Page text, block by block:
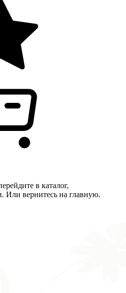
в каталог,
Или вернитесь на главную.